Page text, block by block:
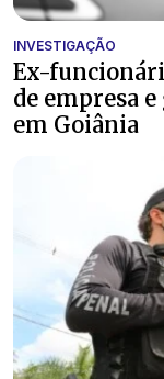
INVESTIGAÇÃO
Ex-
de empresa
em Goiânia